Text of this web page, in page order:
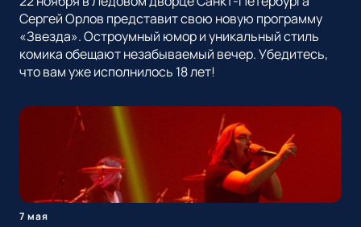
Сергей Орлов представит свою новую программу
«Звезда». Остроумный юмор и уникальный стиль
комика обещают незабываемый вечер. Убедитесь,
что вам уже исполнилось 18 лет!
7 мая